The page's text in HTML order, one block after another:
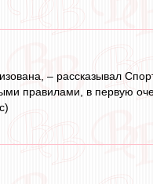
– рассказывал
правилами, в первую